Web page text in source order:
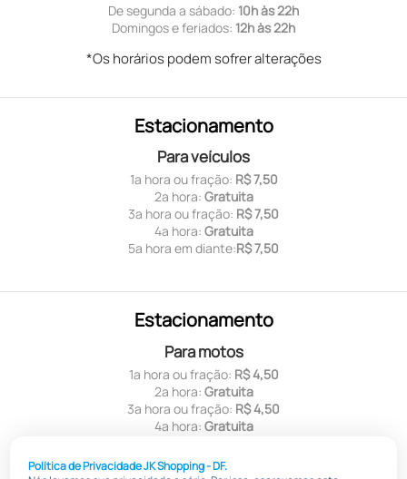
Política de Privacidade JK Shopping - DF.
De segunda a sábado: 10h às 22h
Domingos e feriados: 12h às 22h
*Os horários podem sofrer alterações
Estacionamento
Para veículos
1ª hora ou fração: R$ 7,50
2ª hora: Gratuita
3ª hora ou fração: R$ 7,50
4ª hora: Gratuita
5ª hora em diante:R$ 7,50
Estacionamento
Para motos
1ª hora ou fração: R$ 4,50
2ª hora: Gratuita
3ª hora ou fração: R$ 4,50
4ª hora: Gratuita